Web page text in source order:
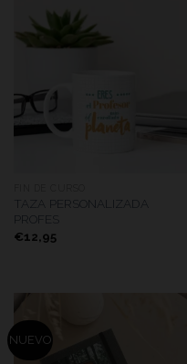
TAZA PERSONALIZADA
PROFES
€12,95
NUEVO